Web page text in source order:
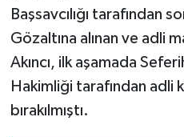
Başsavcılığı tarafından
Gözaltına alınan ve adli
Akıncı, ilk aşamada
Hakimliği tarafından adli
bırakılmıştı.